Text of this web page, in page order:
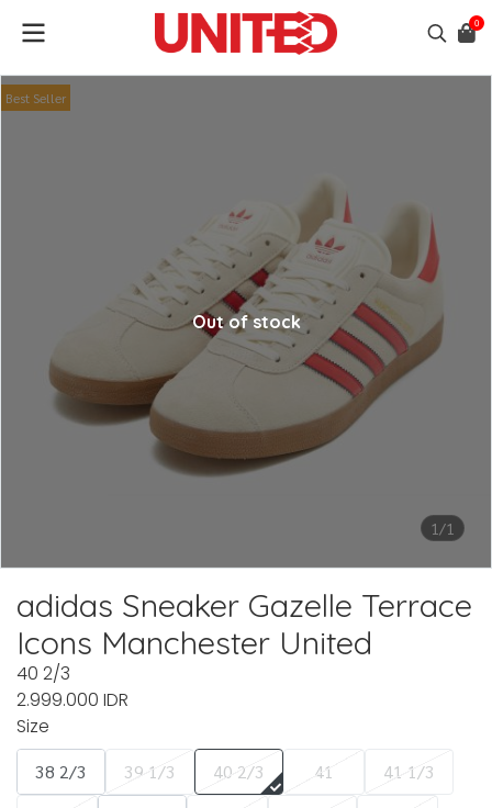
0
1/1
Best Seller
Out of stock
adidas Sneaker Gazelle Terrace
Icons Manchester United
40 2/3
2.999.000 IDR
Size
38 2/3 39 1/3 40 2/3 41
41 1/3